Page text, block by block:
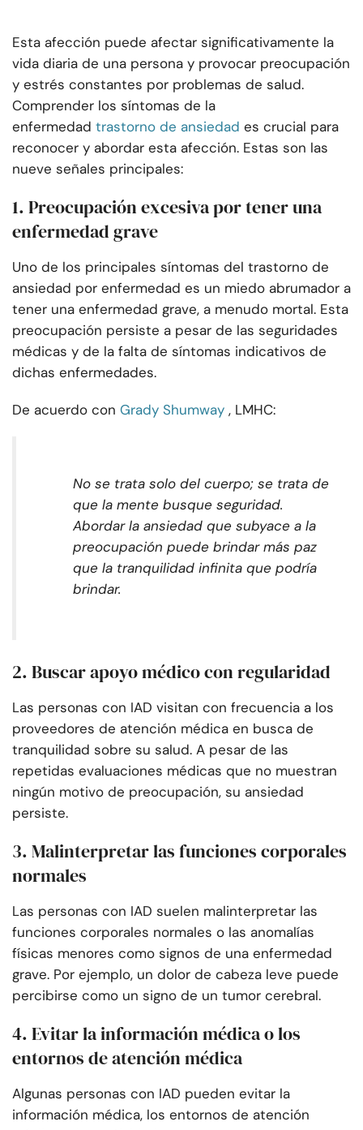
Esta afección puede afectar significativamente la
vida diaria de una persona y provocar preocupación
y estrés constantes por problemas de salud.
Comprender los síntomas de la
enfermedad trastorno de ansiedad es crucial para
reconocer y abordar esta afección. Estas son las
nueve señales principales:
1. Preocupación excesiva por tener una
enfermedad grave
Uno de los principales síntomas del trastorno de
ansiedad por enfermedad es un miedo abrumador a
tener una enfermedad grave, a menudo mortal. Esta
preocupación persiste a pesar de las seguridades
médicas y de la falta de síntomas indicativos de
dichas enfermedades.
De acuerdo con Grady Shumway , LMHC:
No se trata solo del cuerpo; se trata de
que la mente busque seguridad.
Abordar la ansiedad que subyace a la
preocupación puede brindar más paz
que la tranquilidad infinita que podría
brindar.
2. Buscar apoyo médico con regularidad
Las personas con IAD visitan con frecuencia a los
proveedores de atención médica en busca de
tranquilidad sobre su salud. A pesar de las
repetidas evaluaciones médicas que no muestran
ningún motivo de preocupación, su ansiedad
persiste.
3. Malinterpretar las funciones corporales
normales
Las personas con IAD suelen malinterpretar las
funciones corporales normales o las anomalías
físicas menores como signos de una enfermedad
grave. Por ejemplo, un dolor de cabeza leve puede
percibirse como un signo de un tumor cerebral.
4. Evitar la información médica o los
entornos de atención médica
Algunas personas con IAD pueden evitar la
información médica, los entornos de atención